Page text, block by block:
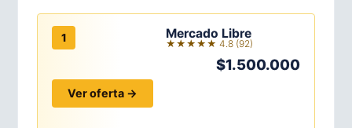
1 Mercado Libre
★★★★★ 4.8 (92)
$1.500.000
Ver oferta →